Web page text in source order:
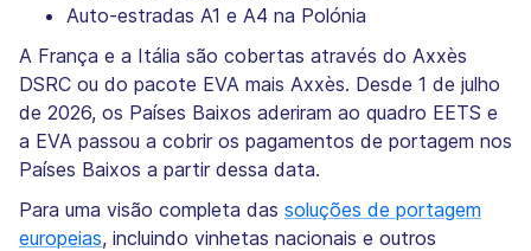
Auto-estradas A1 e A4 na Polónia
A França e a Itália são cobertas através do Axxès
DSRC ou do pacote EVA mais Axxès. Desde 1 de julho
de 2026, os Países Baixos aderiram ao quadro EETS e
a EVA passou a cobrir os pagamentos de portagem nos
Países Baixos a partir dessa data.
Para uma visão completa das soluções de portagem
europeias, incluindo vinhetas nacionais e outros